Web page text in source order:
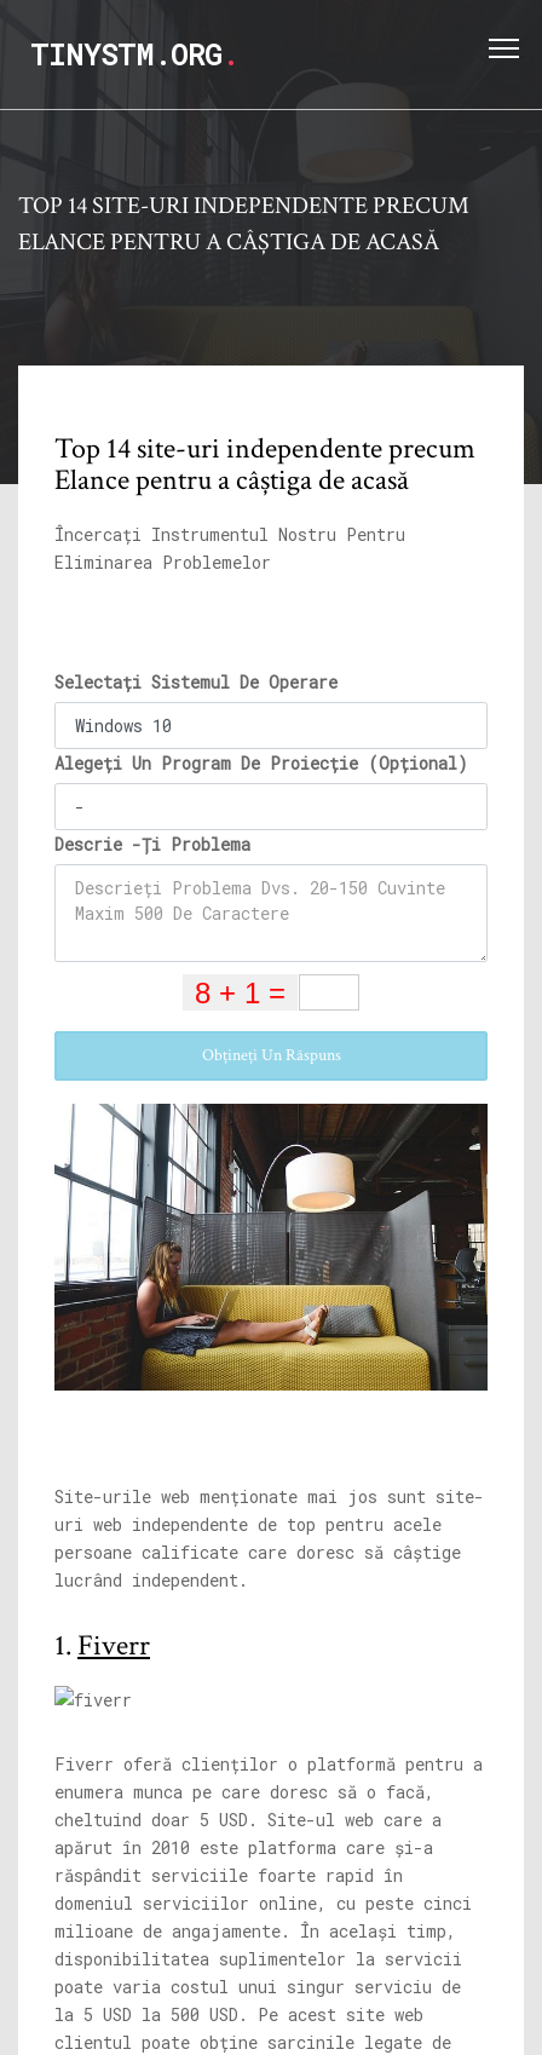
TINYSTM.ORG.
TOP 14 SITE-URI INDEPENDENTE PRECUM
ELANCE PENTRU A CÂȘTIGA DE ACASĂ
Top 14 site-uri independente precum
Elance pentru a câștiga de acasă
Încercați Instrumentul Nostru Pentru
Eliminarea Problemelor
Selectați Sistemul De Operare
Alegeți Un Program De Proiecție (Opțional)
Descrie -Ți Problema
Obțineți Un Răspuns
Site-urile web menționate mai jos sunt site-
uri web independente de top pentru acele
persoane calificate care doresc să câștige
lucrând independent.
1. Fiverr
Fiverr oferă clienților o platformă pentru a
enumera munca pe care doresc să o facă,
cheltuind doar 5 USD. Site-ul web care a
apărut în 2010 este platforma care și-a
răspândit serviciile foarte rapid în
domeniul serviciilor online, cu peste cinci
milioane de angajamente. În același timp,
disponibilitatea suplimentelor la servicii
poate varia costul unui singur serviciu de
la 5 USD la 500 USD. Pe acest site web
clientul poate obține sarcinile legate de